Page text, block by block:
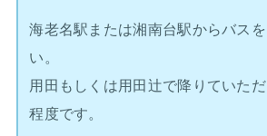
海老名駅または湘南台駅からバス
い。
用田もしくは用田辻で降りていた
程度です。